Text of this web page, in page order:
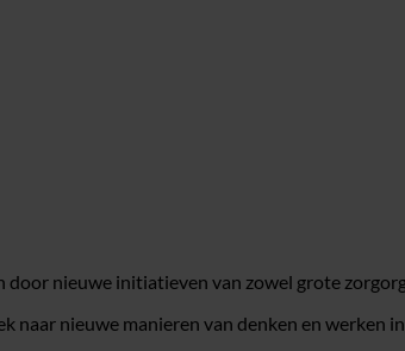
nieuwe initiatieven van zowel grote
naar nieuwe manieren van denken en werken